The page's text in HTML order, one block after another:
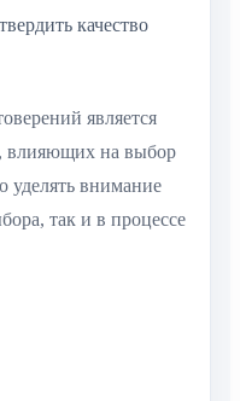
качество
является
влияющих на выбор
уделять внимание
так и в процессе